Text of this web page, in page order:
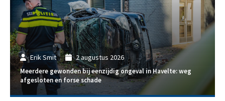
Erik Smit 2 augustus 2026
Meerdere gewonden bij eenzijdig ongeval in Havelte: weg
afgesloten en forse schade